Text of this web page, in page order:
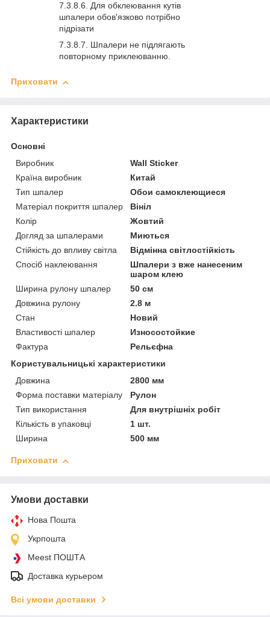
Для обклеювання кутів
шпалери обов'язково потрібно
підрізати
Шпалери не підлягають
повторному приклеюванню.
Приховати
Характеристики
Основні
Виробник
Wall Sticker
Країна виробник
Китай
Тип шпалер
Обои самоклеющиеся
Матеріал покриття шпалер
Вініл
Колір
Жовтий
Догляд за шпалерами
Миються
Стійкість до впливу світла
Відмінна світлостійкість
Спосіб наклеювання
Шпалери з вже нанесеним
шаром клею
Ширина рулону шпалер
50 см
Довжина рулону
2.8 м
Стан
Новий
Властивості шпалер
Износостойкие
Фактура
Рельєфна
Користувальницькі характеристики
Довжина
2800 мм
Форма поставки матеріалу
Рулон
Тип використання
Для внутрішніх робіт
Кількість в упаковці
1 шт.
Ширина
500 мм
Приховати
Умови доставки
Нова Пошта
Укрпошта
Meest ПОШТА
Доставка курьером
Всі умови доставки